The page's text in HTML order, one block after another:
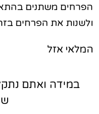
הפרחים משתנים
ולשנות את הפרחים
המלאי אזל
במידה ואתם